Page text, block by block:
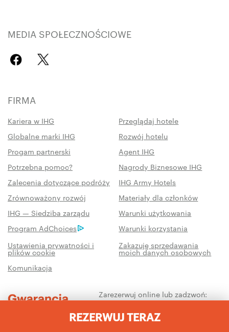
REZERWUJ TERAZ
MEDIA SPOŁECZNOŚCIOWE
FIRMA
Kariera w IHG
Przeglądaj hotele
Globalne marki IHG
Rozwój hotelu
Progam partnerski
Agent IHG
Potrzebna pomoc?
Nagrody Biznesowe IHG
Zalecenia dotyczące podróży
IHG Army Hotels
Zrównoważony rozwój
Materiały dla członków
IHG — Siedziba zarządu
Warunki użytkowania
Program AdChoices
Warunki korzystania
Ustawienia prywatności i
plików cookie
Zakazuję sprzedawania
moich danych osobowych
Komunikacja
Zarezerwuj online lub zadzwoń:
1 877 834 3613